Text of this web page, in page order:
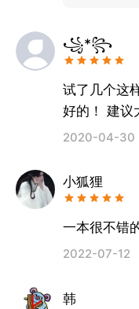
꧁*꧂
试了几个这
好的！ 建议
2020-04-30
小狐狸
一本很不错
2022-07-12
韩